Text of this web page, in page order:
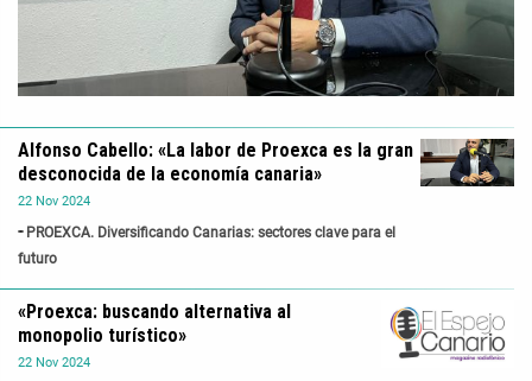
22 Nov 2024
PROEXCA. Diversificando Canarias: sectores clave para el
futuro
Alfonso Cabello: «La labor de Proexca es la gran
desconocida de la economía canaria»
22 Nov 2024
«Proexca: buscando alternativa al
monopolio turístico»